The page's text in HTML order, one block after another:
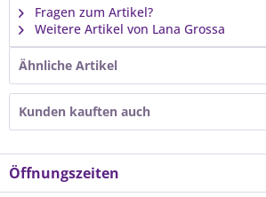
Fragen zum Artikel?
Weitere Artikel von Lana Grossa
Ähnliche Artikel
Kunden kauften auch
Öffnungszeiten